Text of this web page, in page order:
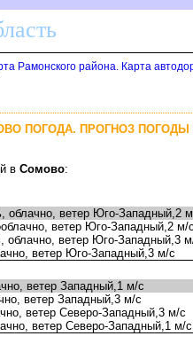
Рамонского района. Карта
ПОГОДА. ПРОГНОЗ
Сомово:
ветер Юго-Западный,2
ветер Юго-Западный,2 м/
ветер Юго-Западный,3
ветер Юго-Западный,3 м/с
ветер Западный,1 м/с
ветер Западный,3 м/с
ветер Северо-Западный,3 м/с
ветер Северо-Западный,1 м/с